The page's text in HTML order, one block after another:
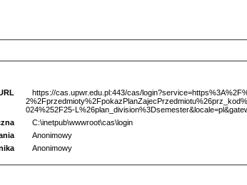
https://cas.upwr.edu.pl:443/cas/
024%252F25-
C:\inetpub\wwwroot\cas\login
Anonimowy
Anonimowy